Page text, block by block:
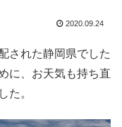
2020.09.24
された静岡県でした
に、お天気も持ち直
た。